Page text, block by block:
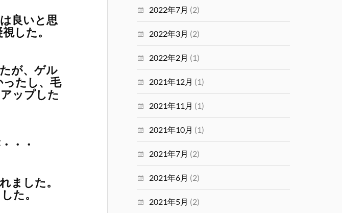
良いと思
した。
が、ゲル
たし、毛
ップした
・・
ました。
た。
2022年7月 (2)
2022年3月 (2)
2022年2月 (1)
2021年12月 (1)
2021年11月 (1)
2021年10月 (1)
2021年7月 (2)
2021年6月 (2)
2021年5月 (2)